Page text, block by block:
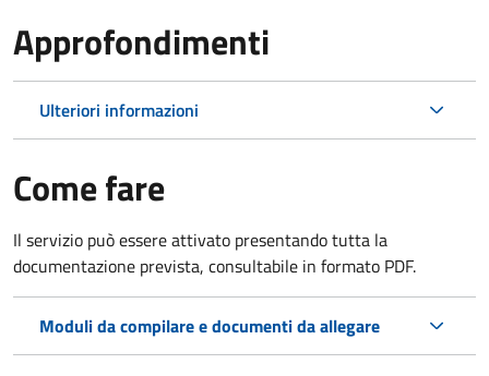
Approfondimenti
Ulteriori informazioni
Come fare
Il servizio può essere attivato presentando tutta la
documentazione prevista, consultabile in formato PDF.
Moduli da compilare e documenti da allegare